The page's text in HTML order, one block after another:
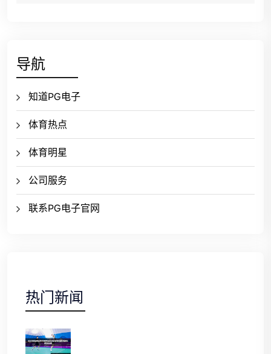
导航
知道PG电子
体育热点
体育明星
公司服务
联系PG电子官网
热门新闻